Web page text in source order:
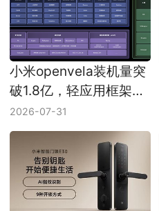
小米openvela装机量突
破1.8亿，轻应用框架将
开放
2026-07-31